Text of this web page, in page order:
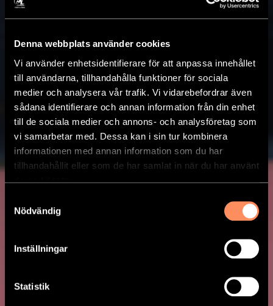
Denna webbplats använder cookies
Vi använder enhetsidentifierare för att anpassa innehållet
till användarna, tillhandahålla funktioner för sociala
medier och analysera vår trafik. Vi vidarebefordrar även
sådana identifierare och annan information från din enhet
till de sociala medier och annons- och analysföretag som
vi samarbetar med. Dessa kan i sin tur kombinera
informationen med annan information som du har
tillhandahållit eller som de har samlat in när du har använt
deras tjänster.
Nödvändig
Inställningar
StatistikYAKINIKU